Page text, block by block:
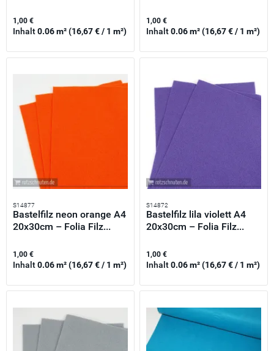
1,00 €
Inhalt0.06 m²(16,67 € / 1 m²)
1,00 €
Inhalt0.06 m²(16,67 € / 1 m²)
S14877
Bastelfilz neon orange A4
20x30cm – Folia Filz...
1,00 €
Inhalt0.06 m²(16,67 € / 1 m²)
S14872
Bastelfilz lila violett A4
20x30cm – Folia Filz...
1,00 €
Inhalt0.06 m²(16,67 € / 1 m²)